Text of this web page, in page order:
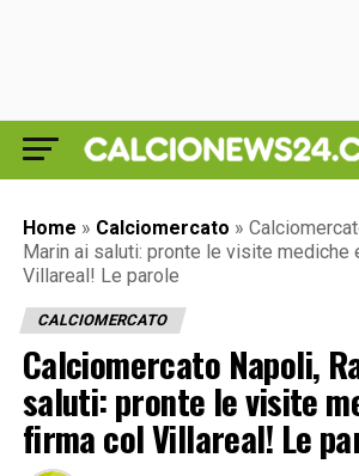
Home » Calciomercato »
Marin ai saluti: pronte le visite mediche
Villareal! Le parole
CALCIOMERCATO
Calciomercato Napoli,
saluti: pronte le visite
firma col Villareal! Le